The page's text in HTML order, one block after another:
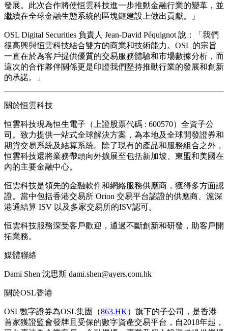
發展。此次合作將使恒雲科技進一步推動金融行業的變革，並
繼續在全球金融生態系統的區塊鏈建設上做出貢獻。」
OSL Digital Securities 負責人 Jean-David Péquignot 說：「我們
很高興與恒雲科技結合雙方的商業和技術能力。OSL 的宗旨
一直在於為客戶提供優質的交易服務體驗和市場數據分析，而
這次的合作夥伴關係更是印證我們堅持推動行業的發展和創新
的承諾。」
關於恒雲科技
恒雲科技現為恒生電子（上證股票代碼 : 600570）全資子公
司。致力提供一站式全球解決方案，為本地及全球開發證券和
期貨交易系統及結算系統。除了現有的產品和服務組合之外，
恒雲科技還將業務帶頭向外擴展至包括新加坡、東盟和美國在
內的主要金融中心。
恒雲科技是領先的金融軟件和網絡服務供應商，獲得多方面認
證。當中包括香港交易所 Orion 交易平台認證的供應商、滬深
港通結算 ISV 以及多家交易所的ISV認可。
恒雲科技服務深受客戶歡迎，通過不斷創新和研發，助客戶開
拓業務。
媒體聯絡
Dami Shen 沈思斯 dami.shen@ayers.com.hk
關於OSL香港
OSL數字證券為OSL集團（863.HK）旗下的子公司，是香港
首家獲證監會發牌且受保的數字資產交易平台，自2018年起，